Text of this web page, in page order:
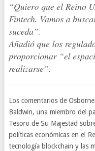
“Quiero que el Reino
Fintech. Vamos a
suceda”.
Añadió que los
proporcionar “el
realizarse”.
Los comentarios de
Baldwin, una miembro del
Tesoro de Su Majestad
políticas económicas en el
tecnología blockchain y las